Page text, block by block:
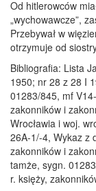
Od hitlerowców
„wychowawcze”,
Przebywał w
otrzymuje od
Bibliografia: Lista
1950; nr 28 z 28 I
01283/845, mf
zakonników i
Wrocławia i woj.
26A-1/-4, Wykaz z
zakonników i
tamże, sygn.
r. księży,